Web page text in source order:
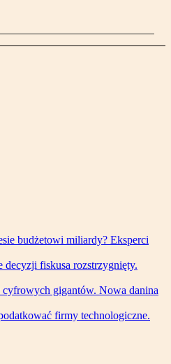
budżetowi miliardy? Eksperci
decyzji fiskusa rozstrzygnięty.
cyfrowych gigantów. Nowa danina
firmy technologiczne.